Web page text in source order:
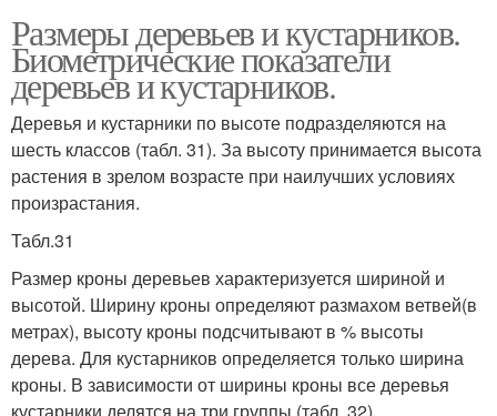
Размеры деревьев и кустарников.
Биометрические показатели
деревьев и кустарников.
Деревья и кустарники по высоте подразделяются на
шесть классов (табл. 31). За высоту принимается высота
растения в зрелом возрасте при наилучших условиях
произрастания.
Табл.31
Размер кроны деревьев характеризуется шириной и
высотой. Ширину кроны определяют размахом ветвей(в
метрах), высоту кроны подсчитывают в % высоты
дерева. Для кустарников определяется только ширина
кроны. В зависимости от ширины кроны все деревья